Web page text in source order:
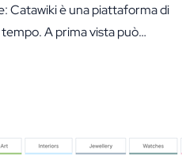
Catawiki è una piattaforma di
A prima vista può
Catawiki si concentra su
articoli unici e da collezione